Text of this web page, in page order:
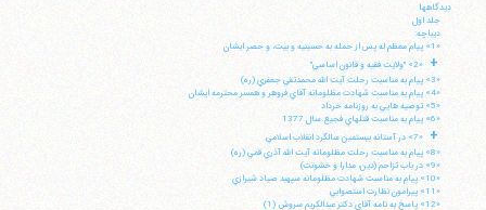
دیدگاهها
جلد اول
ديباچه:
«1» پيام معظم له پس از حمله به حسينيه و بيت، و حصر ايشان
+
«2» "ولايت فقيه و قانون اساسي"
«3» پيام به مناسبت رحلت آيت الله محمدتقي جعفري (ره)
«4» پيام به مناسبت شهادت مظلومانه آقاي فروهر و همسر محترمه ايشان
«5» توصيه هايي به روزنامه خرداد
«6» پيام به مناسبت قتلهاي فجيع سال 1377
+
«7» در آستانه بيستمين سالگرد انقلاب اسلامي
«8» پيام به مناسبت رحلت مظلومانه آيت الله آذري قمي (ره)
«9» در باب تزاحم (دين، مدارا و خشونت)
«10» پيام به مناسبت شهادت مظلومانه سپهبد صياد شيرازي
«11» پيرامون نظارت استصوابي
«12» پاسخ به نامه آقاي دكتر عبدالكريم سروش (1)